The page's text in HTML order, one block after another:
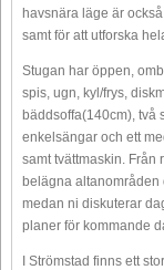
havsnära läge är
samt för att utforska
Stugan har öppen,
spis, ugn, kyl/frys,
bäddsoffa(140cm), två
enkelsängar och ett
samt tvättmaskin. Från
belägna altanområden
medan ni diskuterar
planer för kommande
I Strömstad finns ett